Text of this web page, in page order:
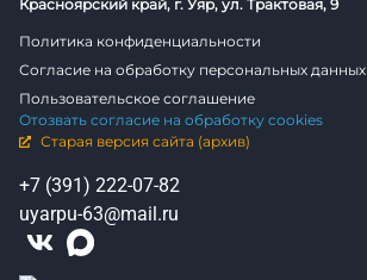
Красноярский край, г. Уяр, ул. Трактовая, 9
Политика конфиденциальности
Согласие на обработку персональных данных
Пользовательское соглашение
Отозвать согласие на обработку cookies
Старая версия сайта (архив)
+7 (391) 222-07-82
uyarpu-63@mail.ru